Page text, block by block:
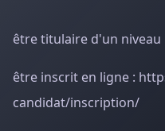
être titulaire d'un niveau
être inscrit en ligne :
candidat/inscription/